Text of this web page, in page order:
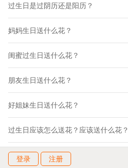
过生日是过阴历还是阳历？
妈妈生日送什么花？
闺蜜过生日送什么花？
朋友生日送什么花？
好姐妹生日送什么花？
过生日应该怎么送花？应该送什么花？
登录 注册